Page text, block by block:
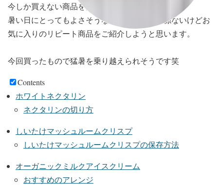
今しか買えない商品を多めに買ってきました。
暑い日にとってもよさそうな商品と夏には関係ないけどお
気に入りのリピート商品をご紹介しようと思います。
今回買ったもので猛暑を乗り越えられそうです笑
Contents
ホワイトネクタリン
ネクタリンの切り方
しいたけマッシュルームクリスプ
しいたけマッシュルームクリスプの保存方法
オーガニックミルクアイスクリーム
おすすめのアレンジ